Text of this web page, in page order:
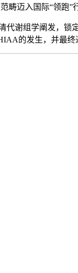
畴迈入国际“领跑”
谢组学阐发，锁
的发生，并最终